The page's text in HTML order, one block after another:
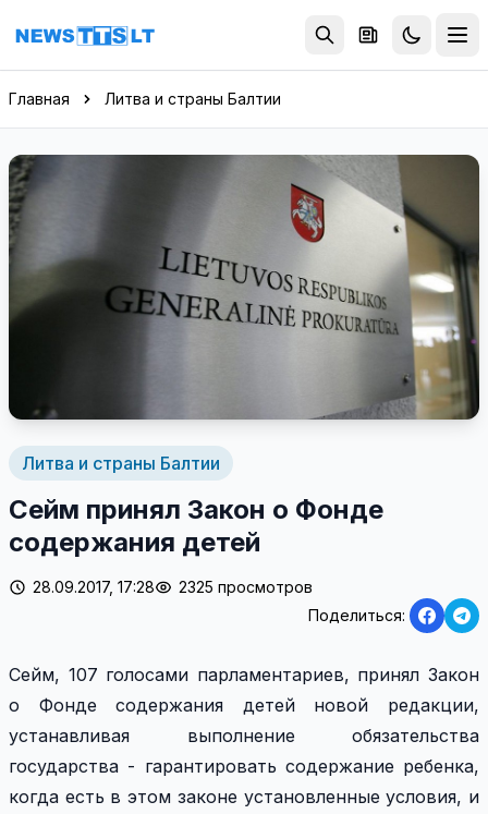
Перейти к содержимому
Главная Литва и страны Балтии
Литва и страны Балтии
Сейм принял Закон о Фонде
содержания детей
28.09.2017, 17:28
2325 просмотров
Поделиться:
Сейм, 107 голосами парламентариев, принял Закон
о Фонде содержания детей новой редакции,
устанавливая выполнение обязательства
государства - гарантировать содержание ребенка,
когда есть в этом законе установленные условия, и